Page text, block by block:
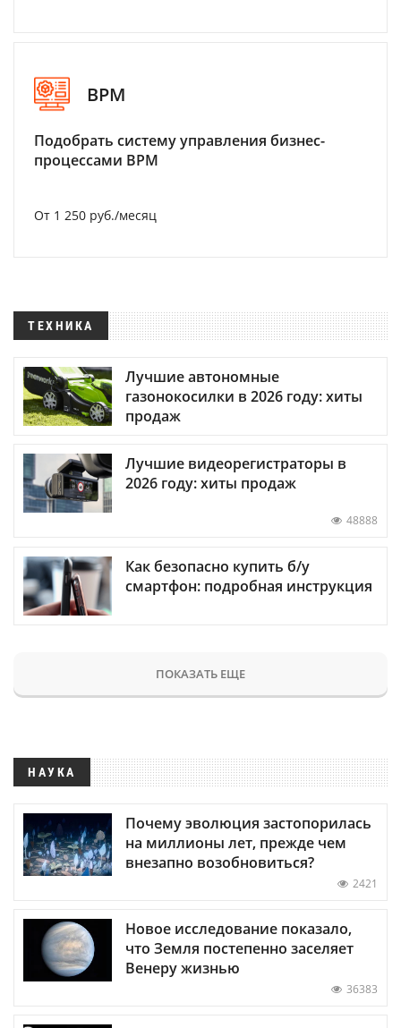
BPM
Подобрать систему управления бизнес-
процессами BPM
От 1 250 руб./месяц
ТЕХНИКА
Лучшие автономные
газонокосилки в 2026 году: хиты
продаж
Лучшие видеорегистраторы в
2026 году: хиты продаж
48888
Как безопасно купить б/у
смартфон: подробная инструкция
ПОКАЗАТЬ ЕЩЕ
НАУКА
Почему эволюция застопорилась
на миллионы лет, прежде чем
внезапно возобновиться?
2421
Новое исследование показало,
что Земля постепенно заселяет
Венеру жизнью
36383